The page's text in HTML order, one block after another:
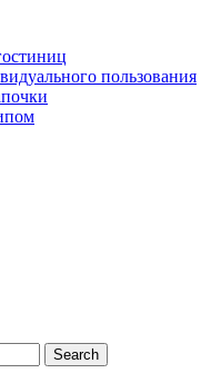
пользования
Search